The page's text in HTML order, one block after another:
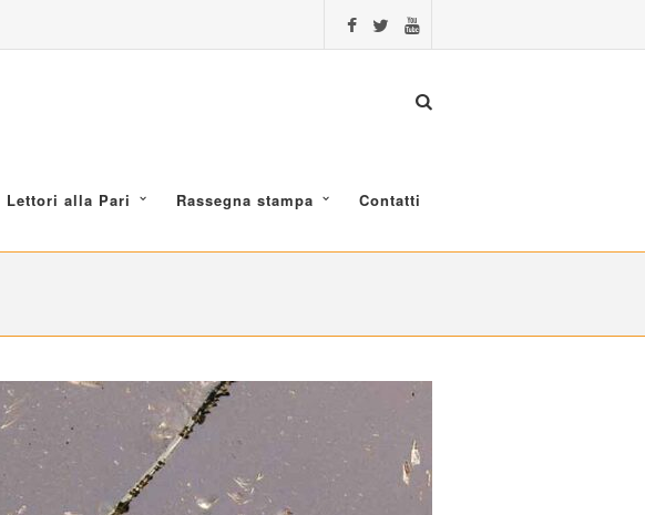
Lettori alla Pari Rassegna stampa Contatti